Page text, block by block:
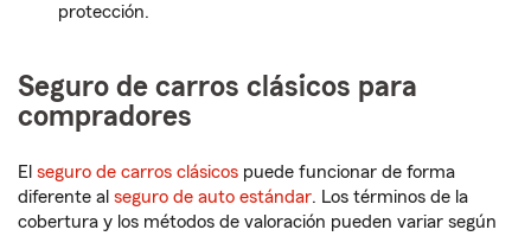
protección.
Seguro de carros clásicos para
compradores
El seguro de carros clásicos puede funcionar de forma
diferente al seguro de auto estándar. Los términos de la
cobertura y los métodos de valoración pueden variar según